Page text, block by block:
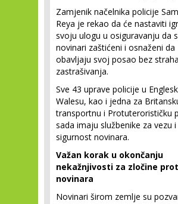
Zamjenik načelnika policije
Reya je rekao da će nastaviti
svoju ulogu u osiguravanju da
novinari zaštićeni i osnaženi da
obavljaju svoj posao bez
zastrašivanja.
Sve 43 uprave policije u
Walesu, kao i jedna za
transportnu i Protuterorističku
sada imaju službenike za vezu i
sigurnost novinara.
Važan korak u okončanju
nekažnjivosti za zločine
novinara
Novinari širom zemlje su